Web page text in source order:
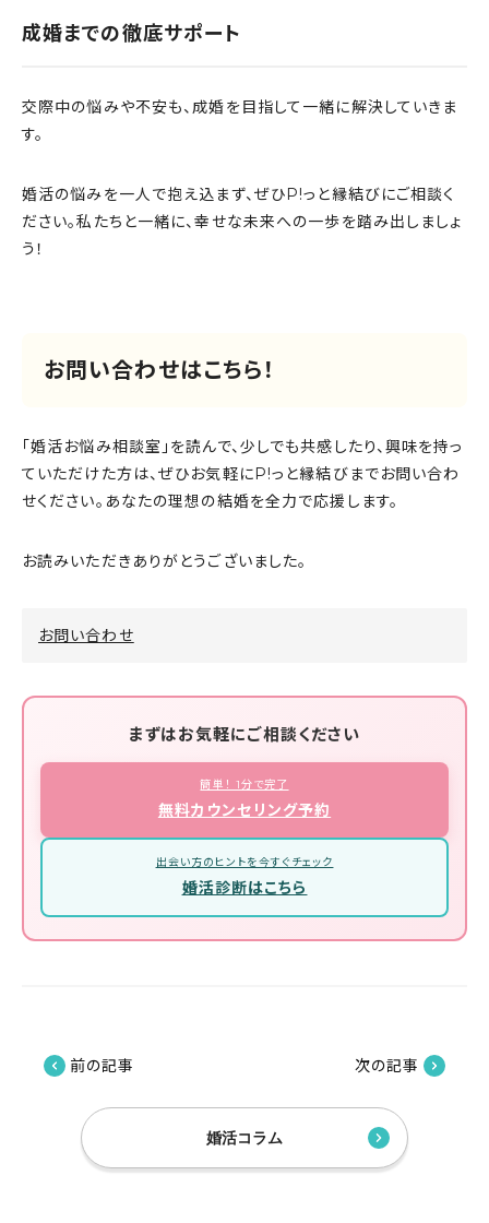
成婚までの徹底サポート
交際中の悩みや不安も、成婚を目指して一緒に解決していきま
す。
婚活の悩みを一人で抱え込まず、ぜひP!っと縁結びにご相談く
ださい。私たちと一緒に、幸せな未来への一歩を踏み出しましょ
う！
お問い合わせはこちら！
「婚活お悩み相談室」を読んで、少しでも共感したり、興味を持っ
ていただけた方は、ぜひお気軽にP!っと縁結びまでお問い合わ
せください。あなたの理想の結婚を全力で応援します。
お読みいただきありがとうございました。
お問い合わせ
まずはお気軽にご相談ください
簡単！ 1分で完了
無料カウンセリング予約
出会い方のヒントを今すぐチェック
婚活診断はこちら
前の記事
婚活コラム
次の記事